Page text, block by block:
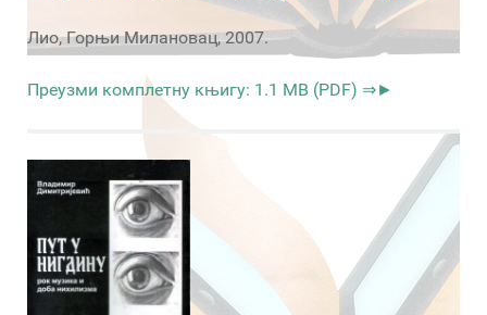
Лио, Горњи Милановац, 2007.
Преузми комплетну књигу: 1.1 MB (PDF) ⇒►